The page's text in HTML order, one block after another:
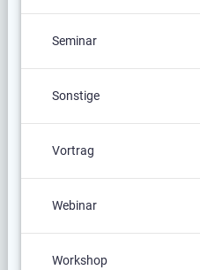
Seminar
Sonstige
Vortrag
Webinar
Workshop